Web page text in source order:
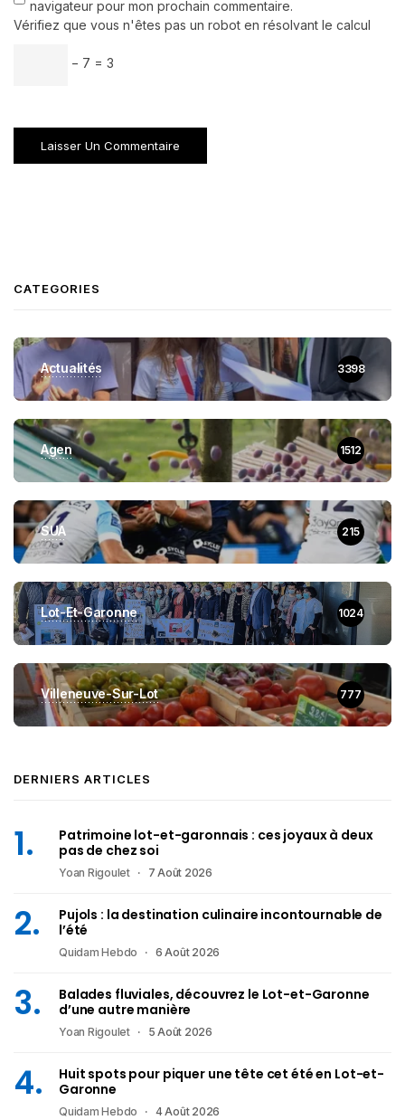
navigateur pour mon prochain commentaire.
Vérifiez que vous n'êtes pas un robot en résolvant le calcul
− 7 = 3
CATEGORIES
Actualités 3398
Agen 1512
SUA 215
Lot-Et-Garonne 1024
Villeneuve-Sur-Lot 777
DERNIERS ARTICLES
Patrimoine lot-et-garonnais : ces joyaux à deux
pas de chez soi
Yoan Rigoulet 7 Août 2026
Pujols : la destination culinaire incontournable de
l’été
Quidam Hebdo 6 Août 2026
Balades fluviales, découvrez le Lot-et-Garonne
d’une autre manière
Yoan Rigoulet 5 Août 2026
Huit spots pour piquer une tête cet été en Lot-et-
Garonne
Quidam Hebdo 4 Août 2026